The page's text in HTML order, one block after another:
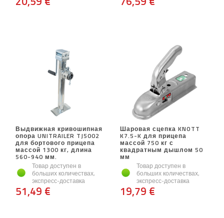
Выдвижная кривошипная
опора UNITRAILER TJ5002
для бортового прицепа
массой 1300 кг, длина
560-940 мм.
Товар доступен в
больших количествах,
экспресс-доставка
51,49 €
Шаровая сцепка KNOTT
K7.5-K для прицепа
массой 750 кг с
квадратным дышлом 50
мм
Товар доступен в
больших количествах,
экспресс-доставка
19,79 €